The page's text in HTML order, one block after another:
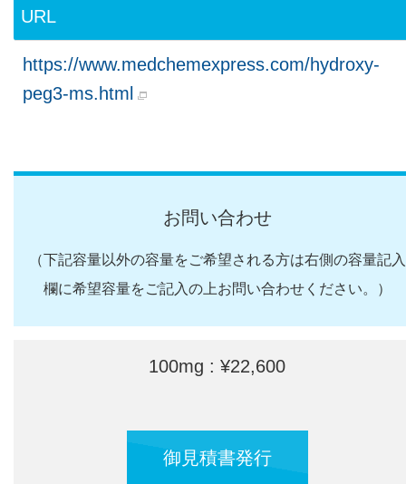
URL
https://www.medchemexpress.com/hydroxy-
peg3-ms.html
お問い合わせ
（下記容量以外の容量をご希望される方は右側の容量記入
欄に希望容量をご記入の上お問い合わせください。）
100mg : ¥22,600
御見積書発行